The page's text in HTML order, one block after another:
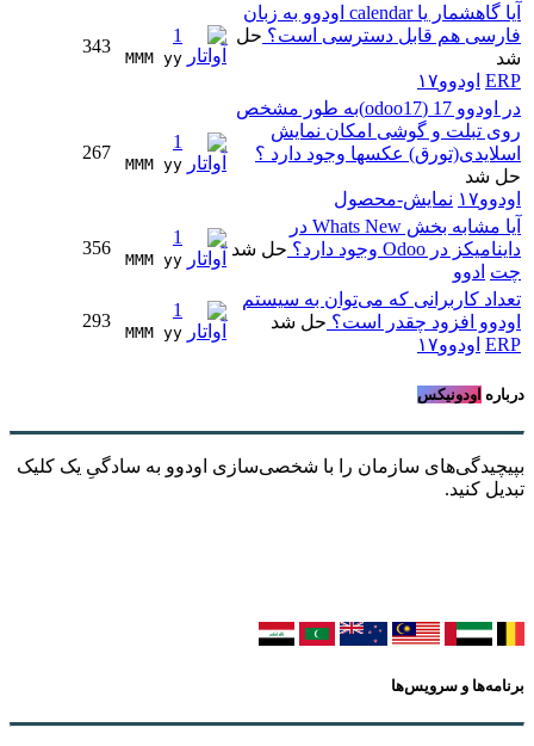
آیا گاهشمار یا calendar اودوو به زبان
فارسی هم قابل دسترسی است؟ حل
شد
ERP اودوو۱۷
1
MMM yy
343
در اودوو 17 (odoo17)به طور مشخص
روی تبلت و گوشی امکان نمایش
اسلایدی(تورق) عکسها وجود دارد ؟
حل شد
اودوو۱۷
نمایش-محصول
1
MMM yy
267
آیا مشابه بخش Whats New در
داینامیکز در Odoo وجود دارد؟
حل شد
چت ادوو
1
MMM yy
356
تعداد کاربرانی که می‌توان به سیستم
اودوو افزود چقدر است؟ حل شد
ERP اودوو۱۷
1
MMM yy
293
درباره اودونیکس
بپیچیدگی‌های سازمان را با شخصی‌سازی اودوو به سادگیِ یک کلیک
تبدیل کنید.
برنامه‌ها و سرویس‌ها